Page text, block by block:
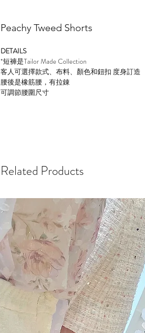
Peachy Tweed Shorts
DETAILS
*短褲是Tailor Made Collection
客人可選擇款式、布料、顏色和鈕扣 度身訂造
腰後是橡筋腰，有拉錬
可調節腰圍尺寸
Related Products